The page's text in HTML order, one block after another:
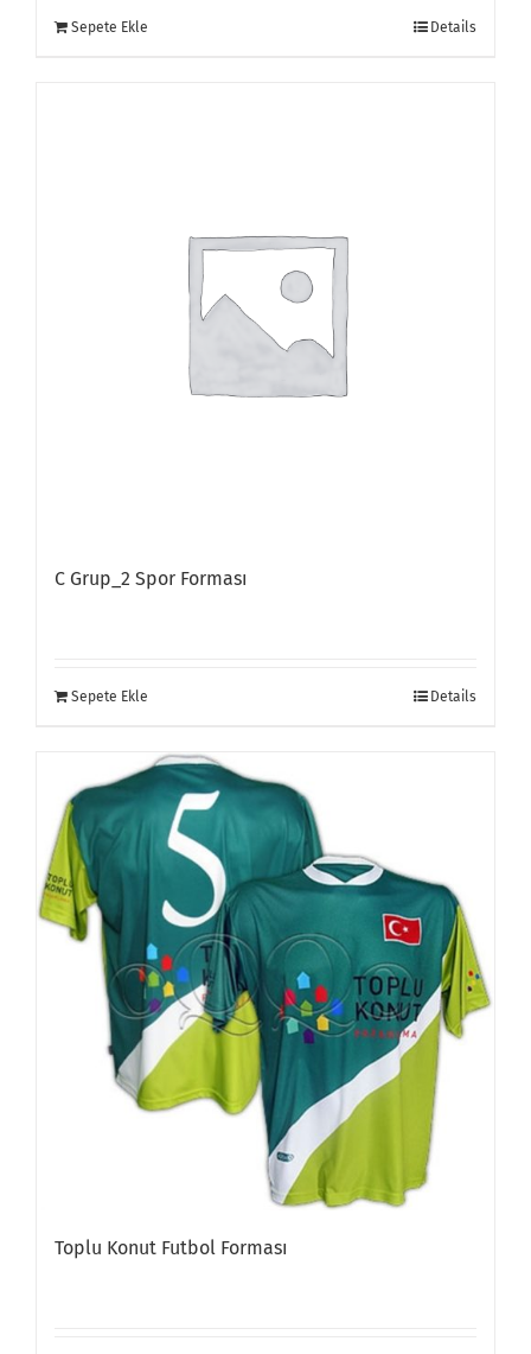
Sepete Ekle Details
C Grup_2 Spor Forması
Sepete Ekle Details
Toplu Konut Futbol Forması